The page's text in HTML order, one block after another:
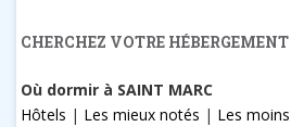
CHERCHEZ VOTRE
Où dormir à SAINT MARC
Hôtels | Les mieux notés | Les